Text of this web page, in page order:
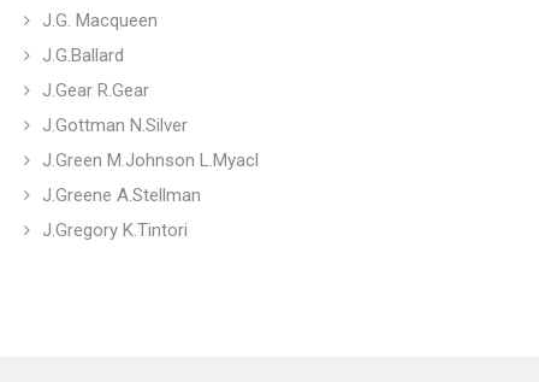
J.G. Macqueen
J.G.Ballard
J.Gear R.Gear
J.Gottman N.Silver
J.Green M.Johnson L.Myacl
J.Greene A.Stellman
J.Gregory K.Tintori